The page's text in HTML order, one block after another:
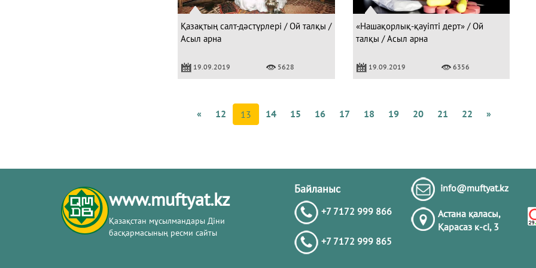
Қазақтың салт-дәстүрлері / Ой талқы /
Асыл арна
19.09.2019 5628
«Нашақорлық-қауіпті дерт» / Ой
талқы / Асыл арна
19.09.2019 6356
« 12 13 14 15 16 17 18 19 20 21 22 »
www.muftyat.kz
Қазақстан мұсылмандары Діни
басқармасының ресми сайты
Байланыс
+7 7172 999 866
+7 7172 999 865
info@muftyat.kz
Астана қаласы,
Қарасаз к-сi, 3